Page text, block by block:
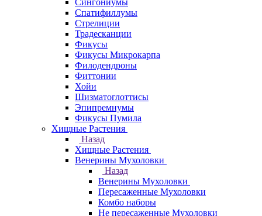
Сингониумы
Спатифиллумы
Стрелиции
Традесканции
Фикусы
Фикусы Микрокарпа
Филодендроны
Фиттонии
Хойи
Шизматоглоттисы
Эпипремнумы
Фикусы Пумила
Хищные Растения
Назад
Хищные Растения
Венерины Мухоловки
Назад
Венерины Мухоловки
Пересаженные Мухоловки
Комбо наборы
Не пересаженные Мухоловки